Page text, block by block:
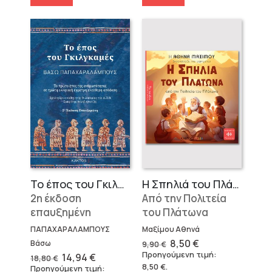
Το έπος του Γκιλγκαμές
2η έκδοση
επαυξημένη
ΠΑΠΑΧΑΡΑΛΑΜΠΟΥΣ
Βάσω
18,80€ Original
price
14,94€Η
τρέχουσα
Προηγούμενη τιμή:
Η Σπηλιά του Πλάτωνα
Από την Πολιτεία
του Πλάτωνα
Μαξίμου Αθηνά
9,90€ Original
price
was:
8,50€Η
τρέχουσα
τιμή
Προηγούμενη τιμή:
8,50€.